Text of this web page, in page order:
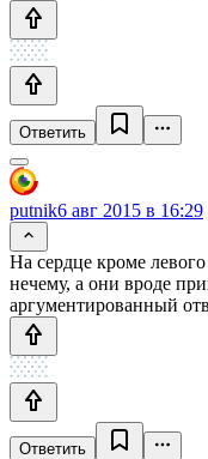
Ответить
putnik6 авг 2015 в 16:29
На сердце кроме
нечему, а они вроде
аргументированный
Ответить